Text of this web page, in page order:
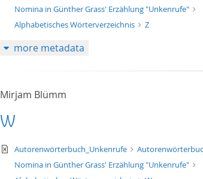
Nomina in Günther Grass' Erzählung "Unkenrufe"
Alphabetisches Wörterverzeichnis
Z
more metadata
Mirjam Blümm
W
text/xml
Autorenwörterbuch_Unkenrufe
Nomina in Günther Grass' Erzählung "Unkenrufe"